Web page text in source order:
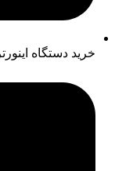
خرید دستگاه